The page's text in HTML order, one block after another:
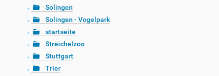
Solingen
Solingen - Vogelpark
startseite
Streichelzoo
Stuttgart
Trier